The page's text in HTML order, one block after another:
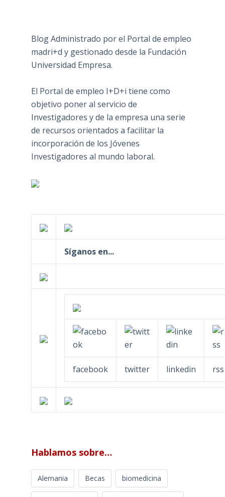
Blog Administrado por el Portal de empleo
madri+d y gestionado desde la Fundación
Universidad Empresa.
El Portal de empleo I+D+i tiene como
objetivo poner al servicio de
Investigadores y de la empresa una serie
de recursos orientados a facilitar la
incorporación de los Jóvenes
Investigadores al mundo laboral.
Síganos en...
facebook twitter linkedin rss
Hablamos sobre…
Alemania Becas biomedicina